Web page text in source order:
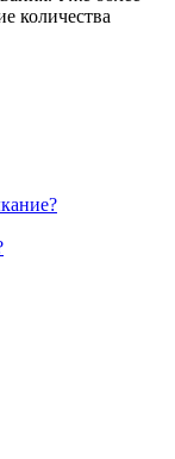
количества